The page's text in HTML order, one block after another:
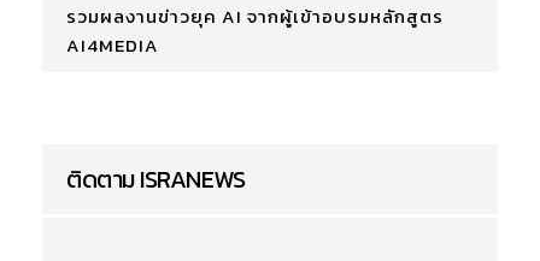
รวมผลงานข่าวยุค AI จากผู้เข้าอบรมหลักสูตร
AI4MEDIA
ติดตาม ISRANEWS